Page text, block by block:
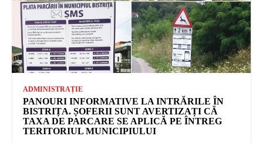
ADMINISTRAȚIE
PANOURI INFORMATIVE LA INTRĂRILE ÎN
BISTRIȚA. ȘOFERII SUNT AVERTIZAȚI CĂ
TAXA DE PARCARE SE APLICĂ PE ÎNTREG
TERITORIUL MUNICIPIULUI